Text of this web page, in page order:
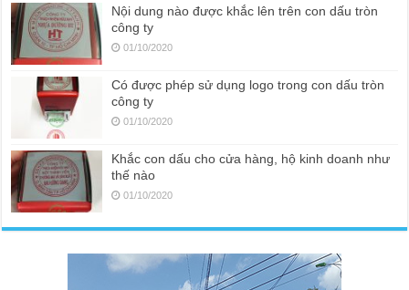
Nội dung nào được khắc lên trên con dấu tròn
công ty
01/10/2020
Có được phép sử dụng logo trong con dấu tròn
công ty
01/10/2020
Khắc con dấu cho cửa hàng, hộ kinh doanh như
thế nào
01/10/2020